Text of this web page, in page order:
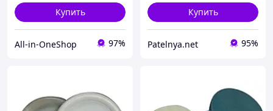
Купить
All-in-OneShop 97%
Купить
Patelnya.net 95%